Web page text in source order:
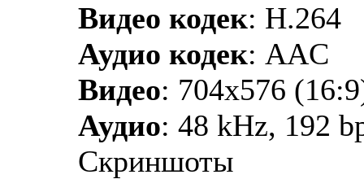
Видео кодек: H.264
Аудио кодек: AAC
Видео: 704x576
Аудио: 48 kHz, 192
Скриншоты